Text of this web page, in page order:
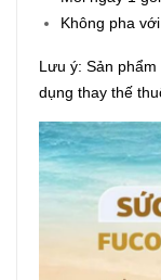
Không pha
Lưu ý: Sản
dụng thay thế